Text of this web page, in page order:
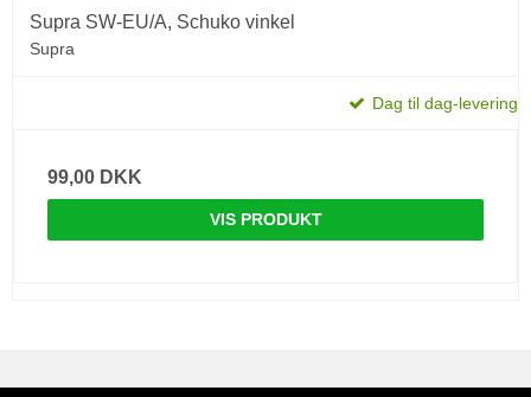
Supra SW-EU/A, Schuko vinkel
Supra
Dag til dag-levering
99,00 DKK
VIS PRODUKT